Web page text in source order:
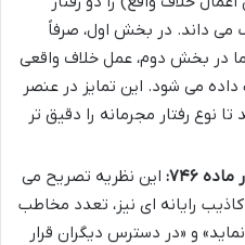
می داند. در بخش اول، صرفاً
در بخش دوم، عمل خلاف واقعی
می شود. این تمایز در عنصر
نوع رفتار مجرمانه را دقیق تر
۷۴۶:
این نظریه تصریح می
رایانه ای نیز، تعدد مخاطب
و «در دسترس دیگران قرار